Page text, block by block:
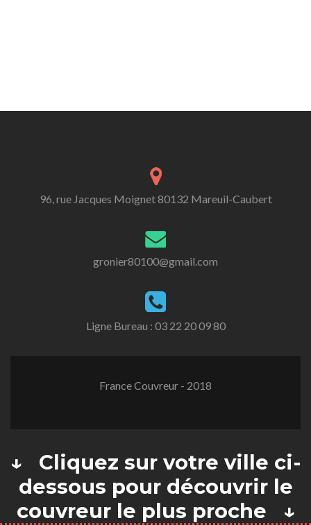
96, rue Jacques Moignet 80132 Mareuil-Caubert
gronier80100@gmail.com
Ligne Bureau : 03 22 20 09 80
France Couvreur - 2018
↓ Cliquez sur votre ville ci-
dessous pour découvrir le
couvreur le plus proche ↓